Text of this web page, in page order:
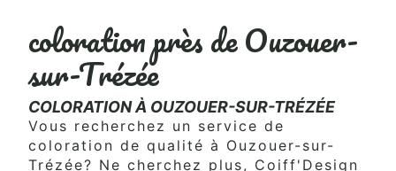
coloration près de Ouzouer-
sur-Trézée
COLORATION À OUZOUER-SUR-TRÉZÉE
Vous recherchez un service de
coloration de qualité à Ouzouer-sur-
Trézée? Ne cherchez plus, Coiff'Design